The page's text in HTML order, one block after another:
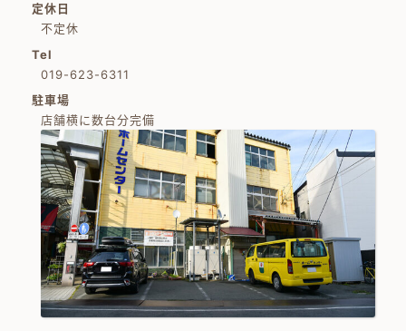
定休日
不定休
Tel
019-623-6311
駐車場
店舗横に数台分完備